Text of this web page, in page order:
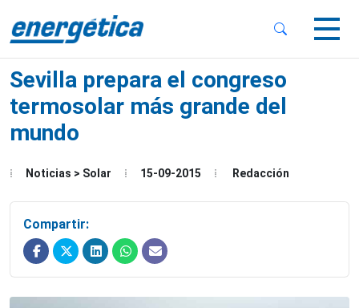
Menu
Sevilla prepara el congreso
termosolar más grande del
mundo
Noticias > Solar 15-09-2015 Redacción
Compartir: